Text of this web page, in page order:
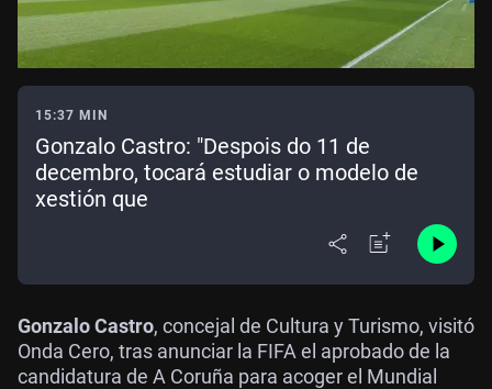
15:37 MIN
Gonzalo Castro: "Despois do 11 de
decembro, tocará estudiar o modelo de
xestión que
Gonzalo Castro, concejal de Cultura y Turismo, visitó
Onda Cero, tras anunciar la FIFA el aprobado de la
candidatura de A Coruña para acoger el Mundial